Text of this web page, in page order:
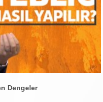
Dengeler